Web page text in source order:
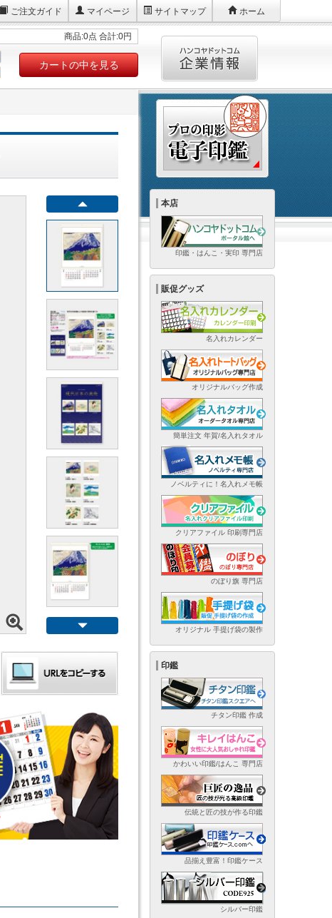
ご注文ガイド マイページ サイトマップ ホーム
商品:0点 合計:0円
カートの中を見る
本店
印鑑・はんこ・実印 専門店
販促グッズ
名入れカレンダー
オリジナルバッグ作成
簡単注文 年賀/名入れタオル
ノベルティに！名入れメモ帳
クリアファイル 印刷専門店
のぼり旗 専門店
オリジナル 手提げ袋の製作
印鑑
チタン印鑑 作成
かわいい印鑑/はんこ 専門店
伝統と匠の技が作る印鑑
品揃え豊富！印鑑ケース
シルバー印鑑